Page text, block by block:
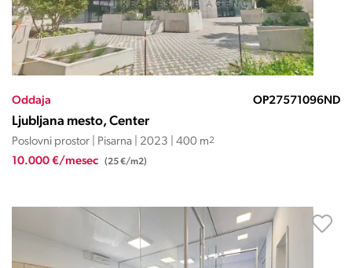
Oddaja OP27571096ND
Ljubljana mesto, Center
Poslovni prostor | Pisarna | 2023 | 400 m2
10.000 €/mesec (25 €/m2)